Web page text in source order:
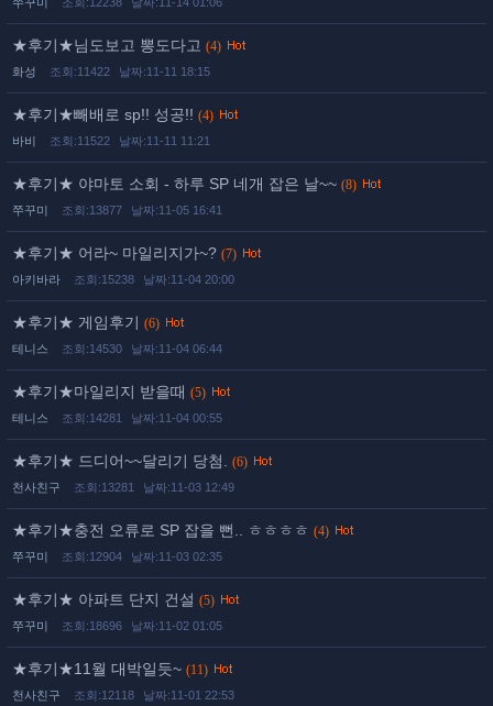
★후기★님도보고 뽕도다고 (4)
화성 조회:11422 날짜:11-11 18:15
★후기★빼배로 sp!! 성공!! (4)
바비 조회:11522 날짜:11-11 11:21
★후기★ 야마토 소회 - 하루 SP 네개 잡은 날~~ (8)
쭈꾸미 조회:13877 날짜:11-05 16:41
★후기★ 어라~ 마일리지가~? (7)
아키바라 조회:15238 날짜:11-04 20:00
★후기★ 게임후기 (6)
테니스 조회:14530 날짜:11-04 06:44
★후기★마일리지 받을때 (5)
테니스 조회:14281 날짜:11-04 00:55
★후기★ 드디어~~달리기 당첨. (6)
천사친구 조회:13281 날짜:11-03 12:49
★후기★충전 오류로 SP 잡을 뻔.. ㅎㅎㅎㅎ (4)
쭈꾸미 조회:12904 날짜:11-03 02:35
★후기★ 아파트 단지 건설 (5)
쭈꾸미 조회:18696 날짜:11-02 01:05
★후기★11월 대박일듯~ (11)
천사친구 조회:12118 날짜:11-01 22:53